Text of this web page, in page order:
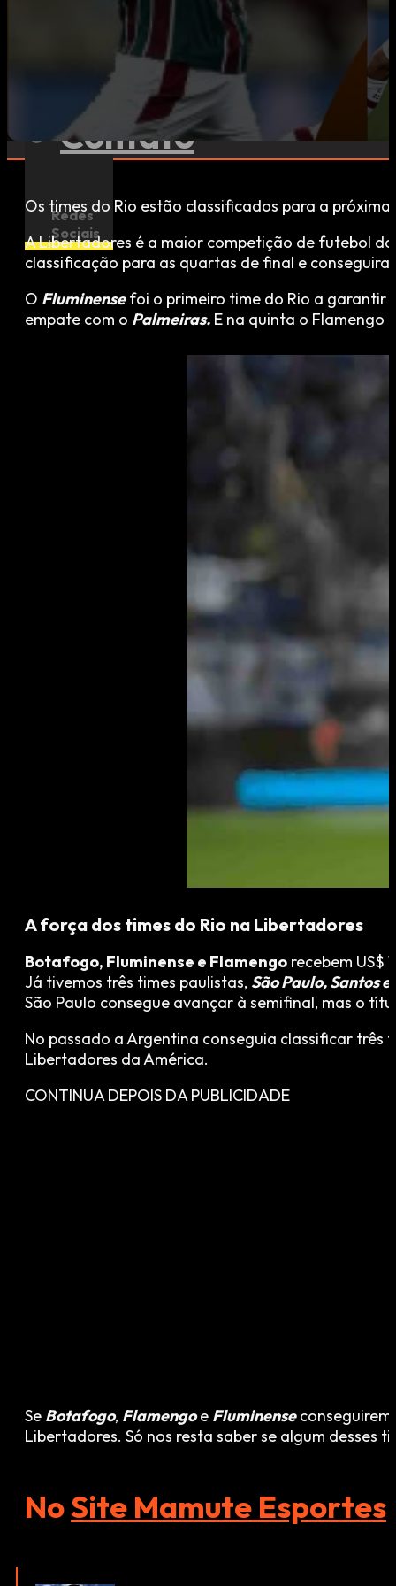
Esportes
Contato
Redes
Sociais
Os times do Rio estão classificados para a
A Libertadores é a maior competição de futebol
classificação para as quartas de final e
O Fluminensefoi o primeiro time do Rio a garantir
empate com o Palmeiras. E na quinta o Flamengo
A força dos times do Rio na Libertadores
Botafogo, Fluminense e Flamengo recebem US$
Já tivemos três times paulistas, São Paulo, Santos
São Paulo consegue avançar à semifinal, mas o
No passado a Argentina conseguia classificar três
Libertadores da América.
CONTINUA DEPOIS DA PUBLICIDADE
Se Botafogo, Flamengoe Fluminenseconseguirem
Libertadores. Só nos resta saber se algum desses
NoSite Mamute Esportes